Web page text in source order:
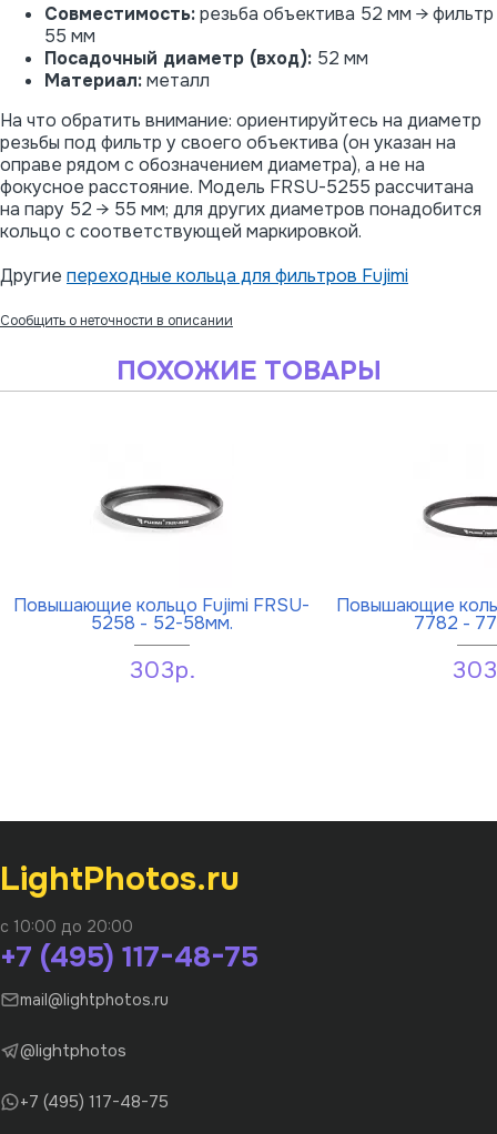
Совместимость:резьба объектива 52 мм → фильтр
55 мм
Посадочный диаметр (вход): 52 мм
Материал:металл
На что обратить внимание: ориентируйтесь на диаметр
резьбы под фильтр у своего объектива (он указан на
оправе рядом с обозначением диаметра), а не на
фокусное расстояние. Модель FRSU-5255 рассчитана
на пару 52 → 55 мм; для других диаметров понадобится
кольцо с соответствующей маркировкой.
Другие переходные кольца для фильтров Fujimi
Сообщить о неточности в описании
ПОХОЖИЕ ТОВАРЫ
Повышающие кольцо Fujimi FRSU-
5258 - 52-58мм.
303р.
Повышающие
7782 -
LightPhotos.ru
с 10:00 до 20:00
+7 (495) 117-48-75
mail@lightphotos.ru
@lightphotos
+7 (495) 117-48-75